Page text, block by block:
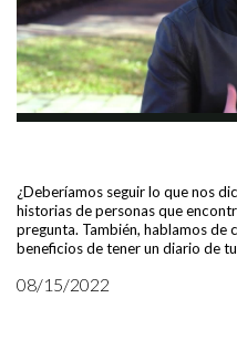
¿Deberíamos seguir lo que nos
historias de personas que
pregunta. También, hablamos de
beneficios de tener un diario de
08/15/2022